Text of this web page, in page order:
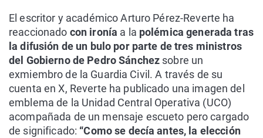
El escritor y académico Arturo Pérez-Reverte ha
reaccionado con ironía a la polémica generada tras
la difusión de un bulo por parte de tres ministros
del Gobierno de Pedro Sánchez sobre un
exmiembro de la Guardia Civil. A través de su
cuenta en X, Reverte ha publicado una imagen del
emblema de la Unidad Central Operativa (UCO)
acompañada de un mensaje escueto pero cargado
de significado: “Como se decía antes, la elección